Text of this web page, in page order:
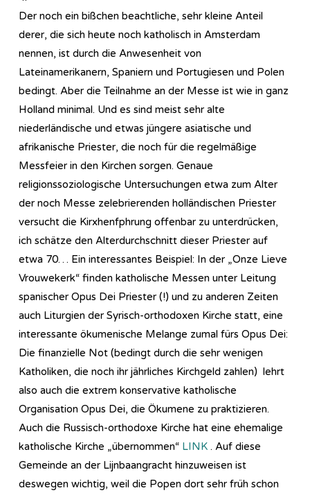
Der noch ein bißchen beachtliche, sehr kleine Anteil
derer, die sich heute noch katholisch in Amsterdam
nennen, ist durch die Anwesenheit von
Lateinamerikanern, Spaniern und Portugiesen und Polen
bedingt. Aber die Teilnahme an der Messe ist wie in ganz
Holland minimal. Und es sind meist sehr alte
niederländische und etwas jüngere asiatische und
afrikanische Priester, die noch für die regelmäßige
Messfeier in den Kirchen sorgen. Genaue
religionssoziologische Untersuchungen etwa zum Alter
der noch Messe zelebrierenden holländischen Priester
versucht die Kirxhenfphrung offenbar zu unterdrücken,
ich schätze den Alterdurchschnitt dieser Priester auf
etwa 70… Ein interessantes Beispiel: In der „Onze Lieve
Vrouwekerk“ finden katholische Messen unter Leitung
spanischer Opus Dei Priester (!) und zu anderen Zeiten
auch Liturgien der Syrisch-orthodoxen Kirche statt, eine
interessante ökumenische Melange zumal fürs Opus Dei:
Die finanzielle Not (bedingt durch die sehr wenigen
Katholiken, die noch ihr jährliches Kirchgeld zahlen) lehrt
also auch die extrem konservative katholische
Organisation Opus Dei, die Ökumene zu praktizieren.
Auch die Russisch-orthodoxe Kirche hat eine ehemalige
katholische Kirche „übernommen“ LINK . Auf diese
Gemeinde an der Lijnbaangracht hinzuweisen ist
deswegen wichtig, weil die Popen dort sehr früh schon